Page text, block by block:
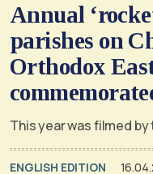
Annual
parishes on
Orthodox
Τhis year was filmed by
ENGLISH EDITION